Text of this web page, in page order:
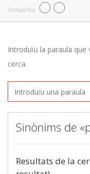
Compartiu
Introduïu la paraula que
cerca.
Sinònims de
Resultats de la